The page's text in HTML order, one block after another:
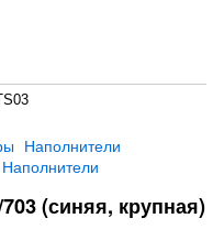
Наполнители
Наполнители
(синяя, крупная)